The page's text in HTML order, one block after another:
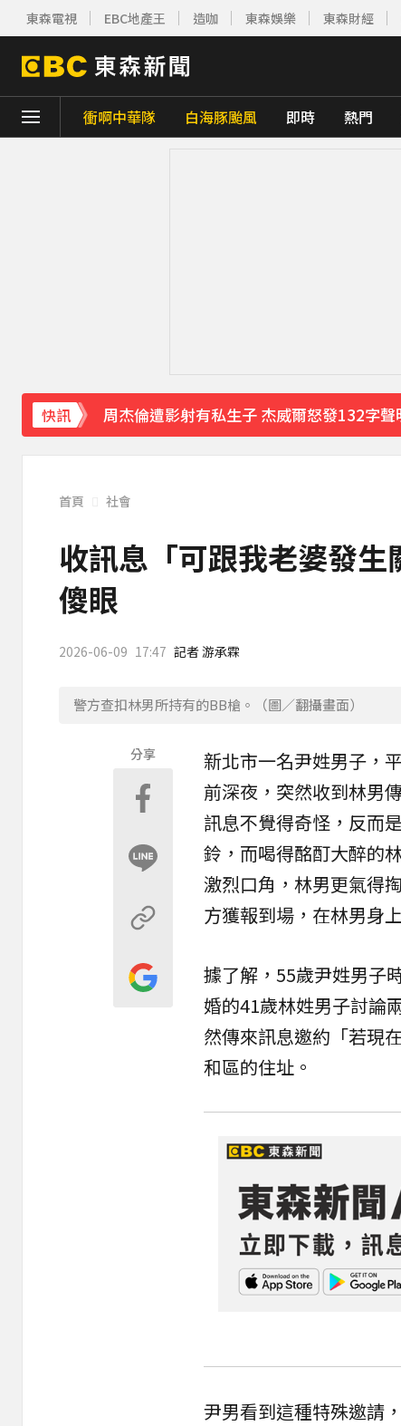
東森電視 EBC地產王 造咖 東森娛樂 東森財經
衝啊中華隊 白海豚颱風 即時 熱門
快訊
周杰倫遭影射有私生子 杰威爾怒發132字聲
曾號召反女權集會！36歲網紅陳屍住處 死
下載東森App，隨時掌握天下大小事！
美國貝恩資本擬「砸205億收購貢茶」 估年
首頁 社會
收訊息「可跟我老婆發
傻眼
2026-06-09 17:47 記者 游承霖
警方查扣林男所持有的BB槍。（圖／翻攝畫面）
分享 新北市一名尹姓男子，
前深夜，突然收到林男
訊息不覺得奇怪，反而
鈴，而喝得酩酊大醉的
激烈口角，林男更氣得
方獲報到場，在林男身
據了解，55歲尹姓男子
婚的41歲林姓男子討論
然傳來訊息邀約「若現
和區的住址。
尹男看到這種特殊邀請